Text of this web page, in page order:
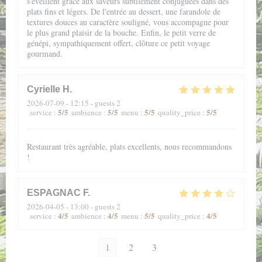
plats fins et légers. De l'entrée au dessert, une farandole de
textures douces au caractère souligné, vous accompagne pour
le plus grand plaisir de la bouche. Enfin, le petit verre de
génépi, sympathiquement offert, clôture ce petit voyage
gourmand.
Cyrielle H
2026-07-09 - 12:15 - guests 2
service : 5/5 ambience : 5/5 menu : 5/5 quality_price : 5/5
Restaurant très agréable, plats excellents, nous recommandons
!
ESPAGNAC F
2026-04-05 - 13:00 - guests 2
service : 4/5 ambience : 4/5 menu : 5/5 quality_price : 4/5
1 2 3